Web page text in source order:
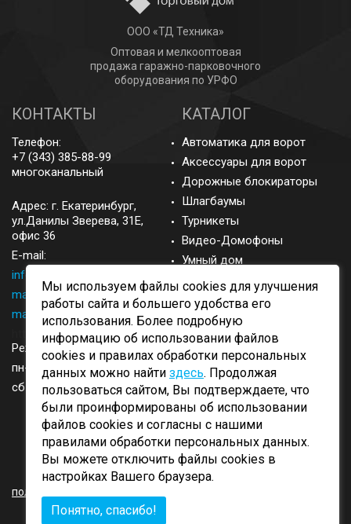
ООО «ТД Техника»
Оптовая и мелкооптовая
продажа гаражно-парковочного
оборудования по УРФО
КОНТАКТЫ
Телефон:
+7 (343) 385-88-99
многоканальный
Адрес: г. Екатеринбург,
ул.Данилы Зверева, 31Е,
офис 36
E-mail:
info@came-ekb.ru
manager@came-ekb.ru,
manager2@came-ekb.ru,
https://tt.me/came-ekb
Режим работы:
пн-пт: с 8:00-17:00
сб-вск: выходные
КАТАЛОГ
Автоматика для ворот
Аксессуары для ворот
Дорожные блокираторы
Шлагбаумы
Турникеты
Видео-Домофоны
Умный дом
Запасные части
Аксессуары
ОБРАТНЫЙ ЗВОНОК
Мы используем файлы cookies для улучшения
работы сайта и большего удобства его
использования. Более подробную
информацию об использовании файлов
cookies и правилах обработки персональных
данных можно найти здесь. Продолжая
пользоваться сайтом, Вы подтверждаете, что
были проинформированы об использовании
файлов cookies и согласны с нашими
правилами обработки персональных данных.
Вы можете отключить файлы cookies в
настройках Вашего браузера.
Понятно, спасибо!
политика конфиденциальности